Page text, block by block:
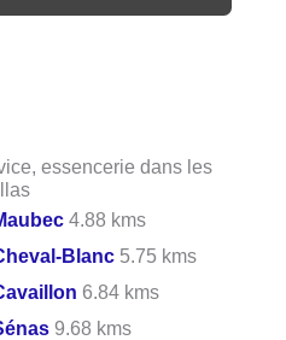
essencerie dans les
4.88 kms
Blanc 5.75 kms
6.84 kms
9.68 kms